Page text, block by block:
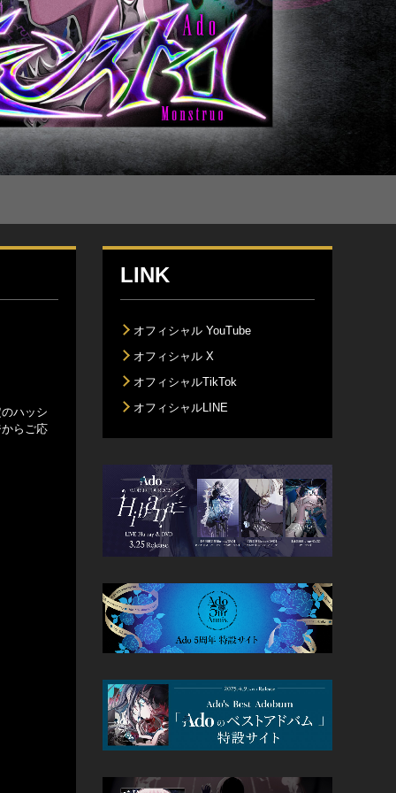
ハッシ
らご応
LINK
オフィシャル YouTube
オフィシャル X
オフィシャルTikTok
オフィシャルLINE